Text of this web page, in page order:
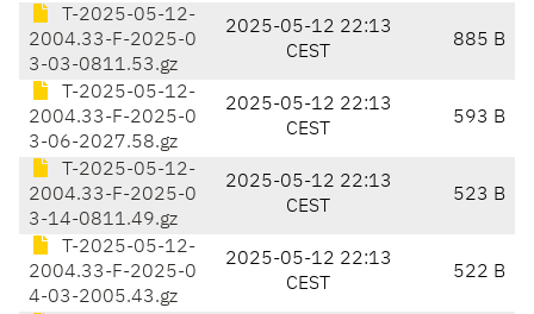
T-2025-05-12-
2004.33-F-2025-0
3-03-0811.53.gz
2025-05-12 22:13
CEST
885 B
T-2025-05-12-
2004.33-F-2025-0
3-06-2027.58.gz
2025-05-12 22:13
CEST
593 B
T-2025-05-12-
2004.33-F-2025-0
3-14-0811.49.gz
2025-05-12 22:13
CEST
523 B
T-2025-05-12-
2004.33-F-2025-0
4-03-2005.43.gz
2025-05-12 22:13
CEST
522 B